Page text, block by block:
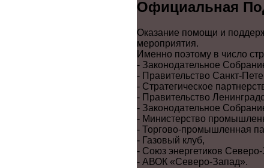
Официальная
Оказание помощи и
мероприятия.
Именно поэтому в число
- Законодательное
- Правительство Санкт-
- Стратегическое
- Правительство
- Законодательное
- Министерство
- Торгово-промышленная
- Газовый клуб,
- Союз энергетиков
- АВОК «Северо-Запад».